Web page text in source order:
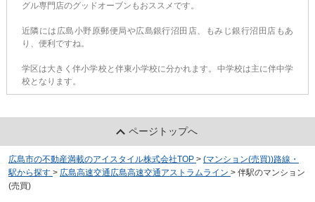
グル専門店のグッドオーブンもおススメです。
近隣には広島小野原郵便局や広島銀行沼田店、もみじ銀行沼田店もあ
り、便利ですね。
学区は大きく伴小学校と伴東小学校に分かれます。中学校は主に伴中学
校となります。
ページトップへ
広島市の不動産満載のアイスタイル株式会社TOP > (マンション(売買))路線・
駅から探す > 広島高速交通広島高速交通アストラムライン > 伴駅のマンション
(売買)